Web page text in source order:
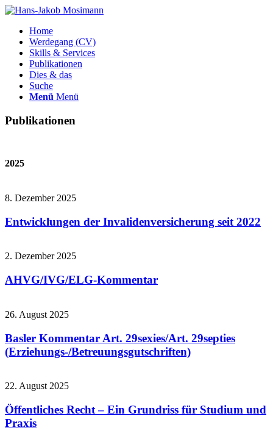
Home
Werdegang (CV)
Skills & Services
Publikationen
Dies & das
Suche
Menü Menü
Publikationen
2025
8. Dezember 2025
Entwicklungen der Invalidenversicherung seit 2022
2. Dezember 2025
AHVG/IVG/ELG-Kommentar
26. August 2025
Basler Kommentar Art. 29sexies/Art. 29septies
(Erziehungs-/Betreuungsgutschriften)
22. August 2025
Öffentliches Recht – Ein Grundriss für Studium und
Praxis